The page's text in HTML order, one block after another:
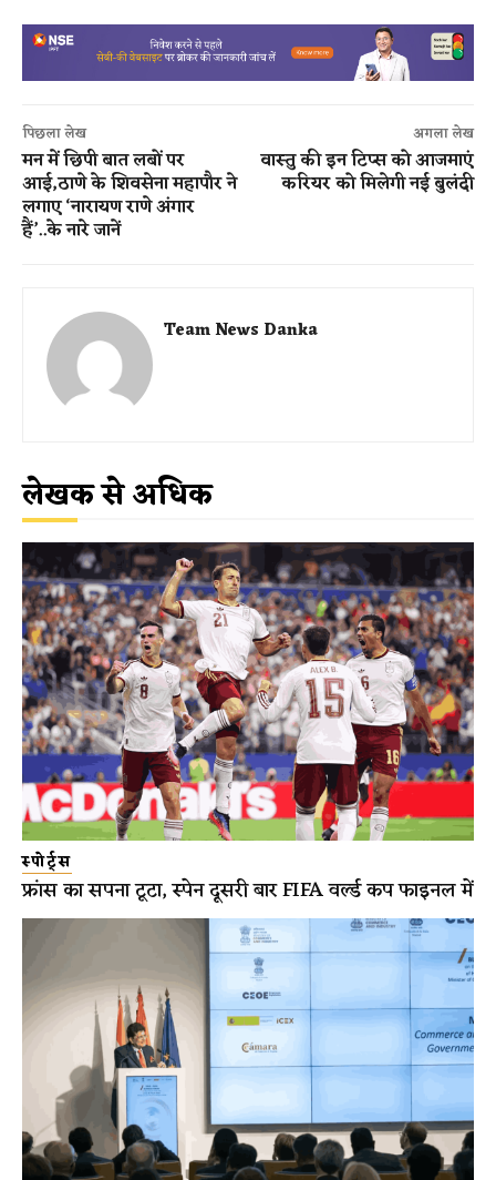
पिछला लेख
मन में छिपी बात लबों पर
आई,ठाणे के शिवसेना महापौर ने
लगाए ‘नारायण राणे अंगार
हैं’..के नारे जानें
अगला लेख
वास्तु की इन टिप्स को आजमाएं
करियर को मिलेगी नई बुलंदी
Team News Danka
लेखक से अधिक
स्पोर्ट्स
फ्रांस का सपना टूटा, स्पेन दूसरी बार FIFA वर्ल्ड कप फाइनल में